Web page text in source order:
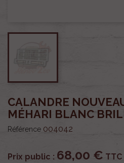
CALANDRE
MÉHARI BLANC
Référence 004042
Prix public : 68,00 € TTC